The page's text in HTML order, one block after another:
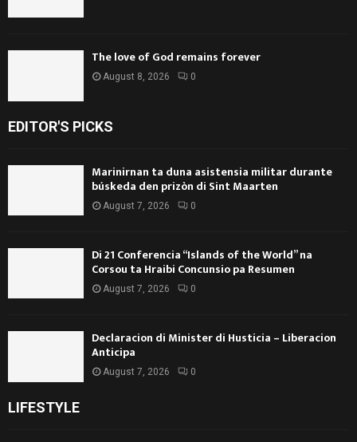
The love of God remains forever
August 8, 2026 0
EDITOR'S PICKS
Marinirnan ta duna asistensia militar durante
búskeda den prizòn di Sint Maarten
August 7, 2026 0
Di 21 Conferencia “Islands of the World” na
Corsou ta Hraibi Concunsio pa Resumen
August 7, 2026 0
Declaracion di Minister di Husticia – Liberacion
Anticipa
August 7, 2026 0
LIFESTYLE